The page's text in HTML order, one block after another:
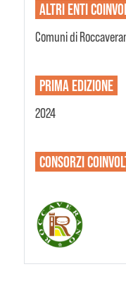
ALTRI ENTI
Comuni di
PRIMA EDIZIONE
2024
CONSORZI